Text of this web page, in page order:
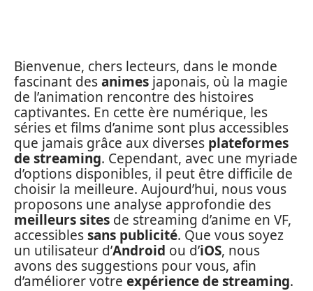
Bienvenue, chers lecteurs, dans le monde
fascinant desanimes japonais, où la magie
de l’animation rencontre des histoires
captivantes. En cette ère numérique, les
séries et films d’anime sont plus accessibles
que jamais grâce aux diverses plateformes
de streaming. Cependant, avec une myriade
d’options disponibles, il peut être difficile de
choisir la meilleure. Aujourd’hui, nous vous
proposons une analyse approfondie des
meilleurs sites de streaming d’anime en VF,
accessiblessans publicité. Que vous soyez
un utilisateur d’Android ou d’iOS, nous
avons des suggestions pour vous, afin
d’améliorer votre expérience de streaming.